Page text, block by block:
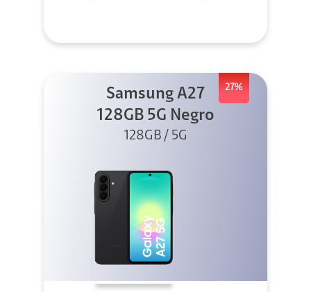
27%
Samsung A27
128GB 5G Negro
128GB / 5G